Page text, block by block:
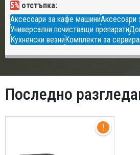
5% отстъпка:
Аксесоари за кафе машиниАксесоари
Универсални почистващи препарати
Кухненски везниКомплекти за
Последно